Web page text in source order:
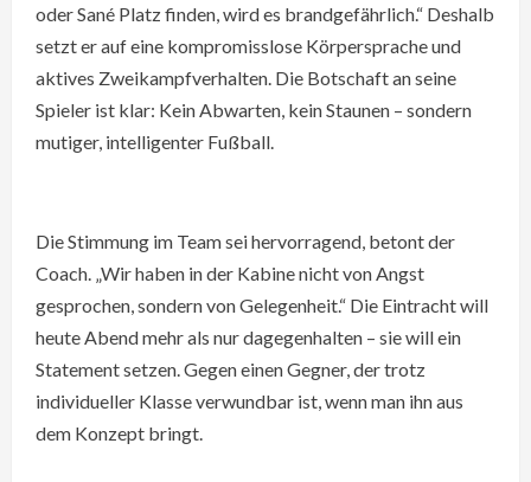
oder Sané Platz finden, wird es brandgefährlich.“ Deshalb
setzt er auf eine kompromisslose Körpersprache und
aktives Zweikampfverhalten. Die Botschaft an seine
Spieler ist klar: Kein Abwarten, kein Staunen – sondern
mutiger, intelligenter Fußball.
Die Stimmung im Team sei hervorragend, betont der
Coach. „Wir haben in der Kabine nicht von Angst
gesprochen, sondern von Gelegenheit.“ Die Eintracht will
heute Abend mehr als nur dagegenhalten – sie will ein
Statement setzen. Gegen einen Gegner, der trotz
individueller Klasse verwundbar ist, wenn man ihn aus
dem Konzept bringt.